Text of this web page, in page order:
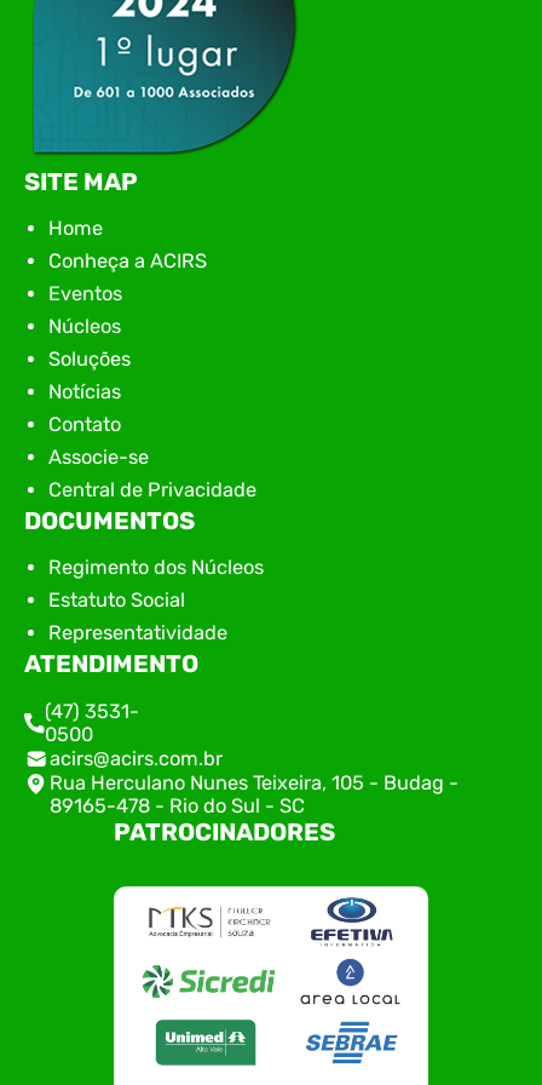
SITE MAP
Home
Conheça a ACIRS
Eventos
Núcleos
Soluções
Notícias
Contato
Associe-se
Central de Privacidade
DOCUMENTOS
Regimento dos Núcleos
Estatuto Social
Representatividade
ATENDIMENTO
(47) 3531-
0500
acirs@acirs.com.br
Rua Herculano Nunes Teixeira, 105 - Budag -
89165-478 - Rio do Sul - SC
PATROCINADORES